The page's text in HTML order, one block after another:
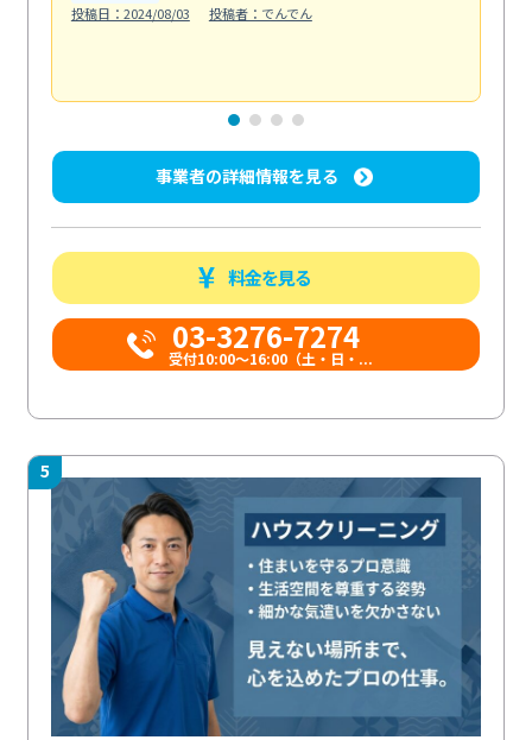
投稿日：2024/08/03
投稿者：でんでん
事業者の詳細情報を見る
料金を見る
03-3276-7274
受付10:00〜16:00（土・日・...
5